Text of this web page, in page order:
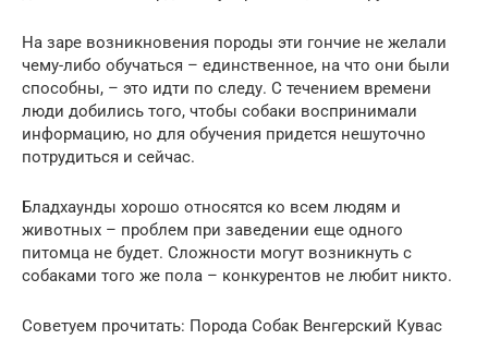
На заре возникновения породы эти гончие не желали
чему-либо обучаться – единственное, на что они были
способны, – это идти по следу. С течением времени
люди добились того, чтобы собаки воспринимали
информацию, но для обучения придется нешуточно
потрудиться и сейчас.
Бладхаунды хорошо относятся ко всем людям и
животных – проблем при заведении еще одного
питомца не будет. Сложности могут возникнуть с
собаками того же пола – конкурентов не любит никто.
Советуем прочитать: Порода Собак Венгерский Кувас